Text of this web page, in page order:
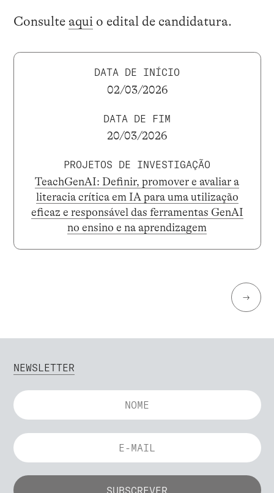
Consulte aqui o edital de candidatura.
DATA DE INÍCIO
02/03/2026
DATA DE FIM
20/03/2026
PROJETOS DE INVESTIGAÇÃO
TeachGenAI: Definir, promover e avaliar a
literacia crítica em IA para uma utilização
eficaz e responsável das ferramentas GenAI
no ensino e na aprendizagem
→
NEWSLETTER